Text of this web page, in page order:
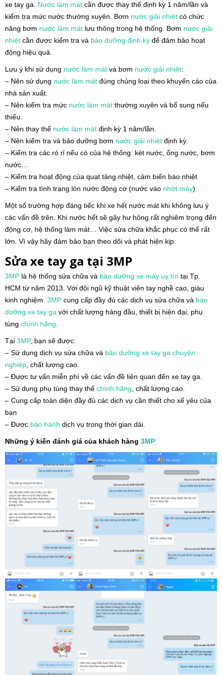
xe tay ga. Nước làm mát cần được thay thế định kỳ 1 năm/lần và
kiểm tra mức nước thường xuyên. Bơm nước giải nhiệt có chức
năng bơm nước làm mát lưu thông trong hệ thống. Bơm nước giải
nhiệt cần được kiểm tra và bảo dưỡng định kỳ để đảm bảo hoạt
động hiệu quả.
Lưu ý khi sử dụng nước làm mát và bơm nước giải nhiệt:
– Nên sử dụng nước làm mát đúng chủng loại theo khuyến cáo của
nhà sản xuất.
– Nên kiểm tra mức nước làm mát thường xuyên và bổ sung nếu
thiếu.
– Nên thay thế nước làm mát định kỳ 1 năm/lần.
– Nên kiểm tra và bảo dưỡng bơm nước giải nhiệt định kỳ.
– Kiểm tra các rò rỉ nếu có của hệ thống: két nước, ống nước, bơm
nước…
– Kiểm tra hoạt động của quạt tảng nhiệt, cảm biến báo nhiệt
– Kiểm tra tình trạng lòn nước động cơ (nước vào nhớt máy)
Một số trường hợp đáng tiếc khi xe hết nước mát khi không lưu ý
các vấn đề trên. Khi nước hết sẽ gây hư hỏng rất nghiêm trọng đến
động cơ, hệ thống làm mát… Việc sửa chữa khắc phục có thể rất
lớn. Vì vậy hãy đảm bảo bạn theo dõi và phát hiện kịp.
Sửa xe tay ga tại 3MP
3MP là hệ thống sửa chữa và bảo dưỡng xe máy uy tín tại Tp.
HCM từ năm 2013. Với đội ngũ kỹ thuật viên tay nghề cao, giàu
kinh nghiệm. 3MP cung cấp đầy đủ các dịch vụ sửa chữa và bảo
dưỡng xe tay ga với chất lượng hàng đầu, thiết bị hiện đại, phụ
tùng chính hãng.
Tại 3MP, bạn sẽ được:
– Sử dụng dịch vụ sửa chữa và bảo dưỡng xe tay ga chuyên
nghiệp, chất lượng cao.
– Được tư vấn miễn phí về các vấn đề liên quan đến xe tay ga.
– Sử dụng phụ tùng thay thế chính hãng, chất lượng cao.
– Cung cấp toàn diện đầy đủ các dịch vụ cần thiết cho xế yêu của
bạn
– Được bảo hành dịch vụ trong thời gian dài.
Những ý kiến đánh giá của khách hàng 3MP